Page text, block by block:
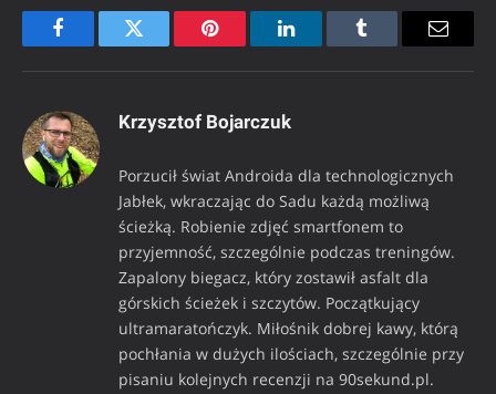
FacebookTwitter Pinterest LinkedInTumblr Email
Krzysztof Bojarczuk
Porzucił świat Androida dla technologicznych
Jabłek, wkraczając do Sadu każdą możliwą
ścieżką. Robienie zdjęć smartfonem to
przyjemność, szczególnie podczas treningów.
Zapalony biegacz, który zostawił asfalt dla
górskich ścieżek i szczytów. Początkujący
ultramaratończyk. Miłośnik dobrej kawy, którą
pochłania w dużych ilościach, szczególnie przy
pisaniu kolejnych recenzji na 90sekund.pl.